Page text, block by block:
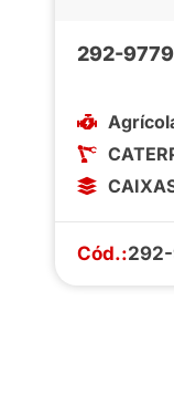
292-
Cód.: